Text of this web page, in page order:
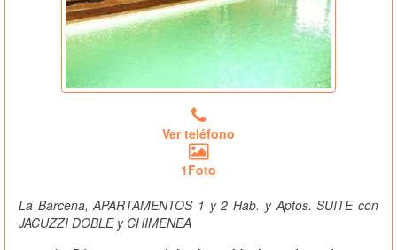
Ver teléfono
1Foto
La Bárcena, APARTAMENTOS 1 y 2 Hab. y Aptos. SUITE con
JACUZZI DOBLE y CHIMENEA